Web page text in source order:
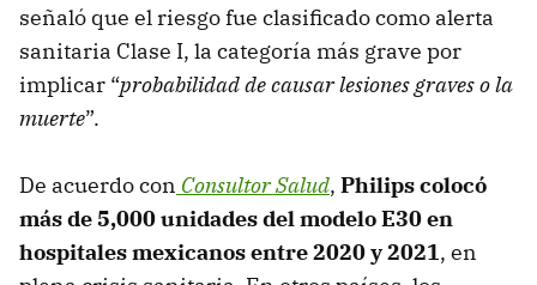
señaló que el riesgo fue clasificado como alerta
sanitaria Clase I, la categoría más grave por
implicar “probabilidad de causar lesiones graves o la
muerte”.
De acuerdo con Consultor Salud, Philips colocó
más de 5,000 unidades del modelo E30 en
hospitales mexicanos entre 2020 y 2021, en